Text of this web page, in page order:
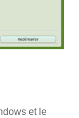
et le